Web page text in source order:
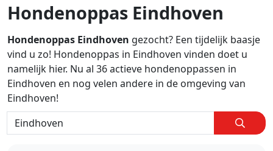
Hondenoppas Eindhoven
Hondenoppas Eindhoven gezocht? Een tijdelijk baasje
vind u zo! Hondenoppas in Eindhoven vinden doet u
namelijk hier. Nu al 36 actieve hondenoppassen in
Eindhoven en nog velen andere in de omgeving van
Eindhoven!